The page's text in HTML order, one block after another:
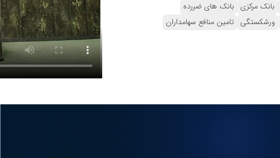
بانک مرکزی بانک های ضررده
ورشکستگی تامین منافع سهامداران